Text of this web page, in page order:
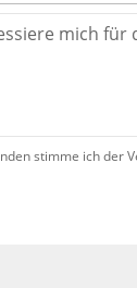
stimme ich der